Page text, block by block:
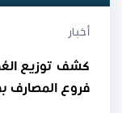
أخبار
كشف توزيع
فروع المصارف